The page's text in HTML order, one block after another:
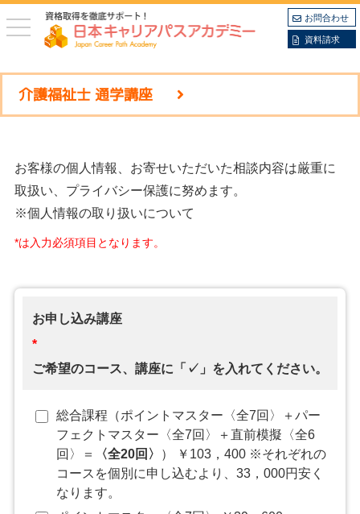
toggle
navigation
お問合わせ
資料請求
介護福祉士 通学講座
お客様の個人情報、お寄せいただいた相談内容は厳重に
取扱い、プライバシー保護に努めます。
※個人情報の取り扱いについて
*は入力必須項目となります。
お申し込み講座
*
ご希望のコース、講座に「✓」を入れてください。
総合課程（ポイントマスター〈全7回〉＋パー
フェクトマスター〈全7回〉＋直前模擬〈全6
回〉＝
〈全20回〉
） ￥103，400 ※それぞれの
コースを個別に申し込むより、33，000円安く
なります。